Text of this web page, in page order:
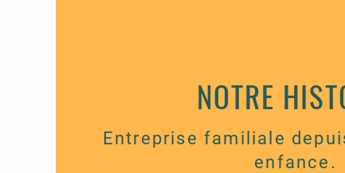
NOTRE
Entreprise familiale
enfance.